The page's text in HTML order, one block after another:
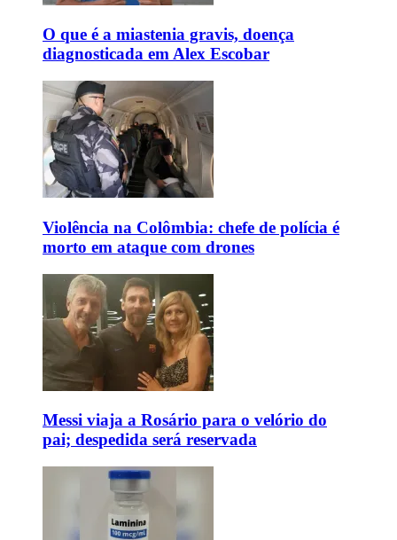
O que é a miastenia gravis, doença
diagnosticada em Alex Escobar
Violência na Colômbia: chefe de polícia é
morto em ataque com drones
Messi viaja a Rosário para o velório do
pai; despedida será reservada